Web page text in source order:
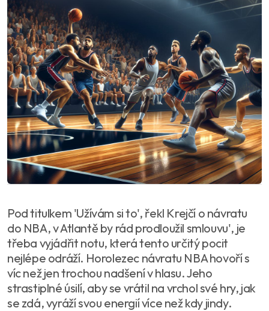
Pod titulkem 'Užívám si to', řekl Krejčí o návratu
do NBA, v Atlantě by rád prodloužil smlouvu', je
třeba vyjádřit notu, která tento určitý pocit
nejlépe odráží. Horolezec návratu NBA hovoří s
víc než jen trochou nadšení v hlasu. Jeho
strastiplné úsilí, aby se vrátil na vrchol své hry, jak
se zdá, vyráží svou energií více než kdy jindy.